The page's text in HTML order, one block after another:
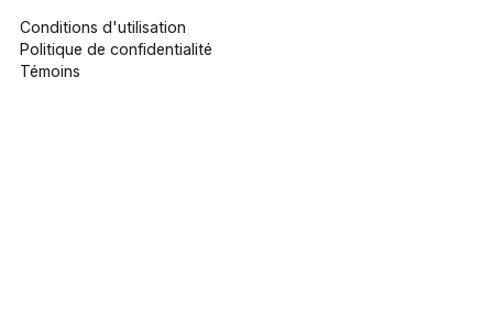
Conditions d'utilisation
Politique de confidentialité
Témoins